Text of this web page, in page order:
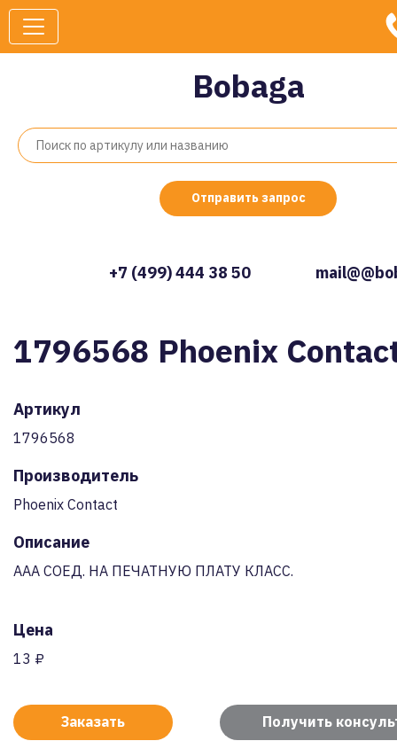
Bobaga
Отправить запрос
+7 (499) 444 38 50
1796568 Phoenix
Артикул
1796568
Производитель
Phoenix Contact
Описание
AAA СОЕД. НА ПЕЧАТНУЮ ПЛАТУ КЛАСС.
Цена
13 ₽
Заказать Получить